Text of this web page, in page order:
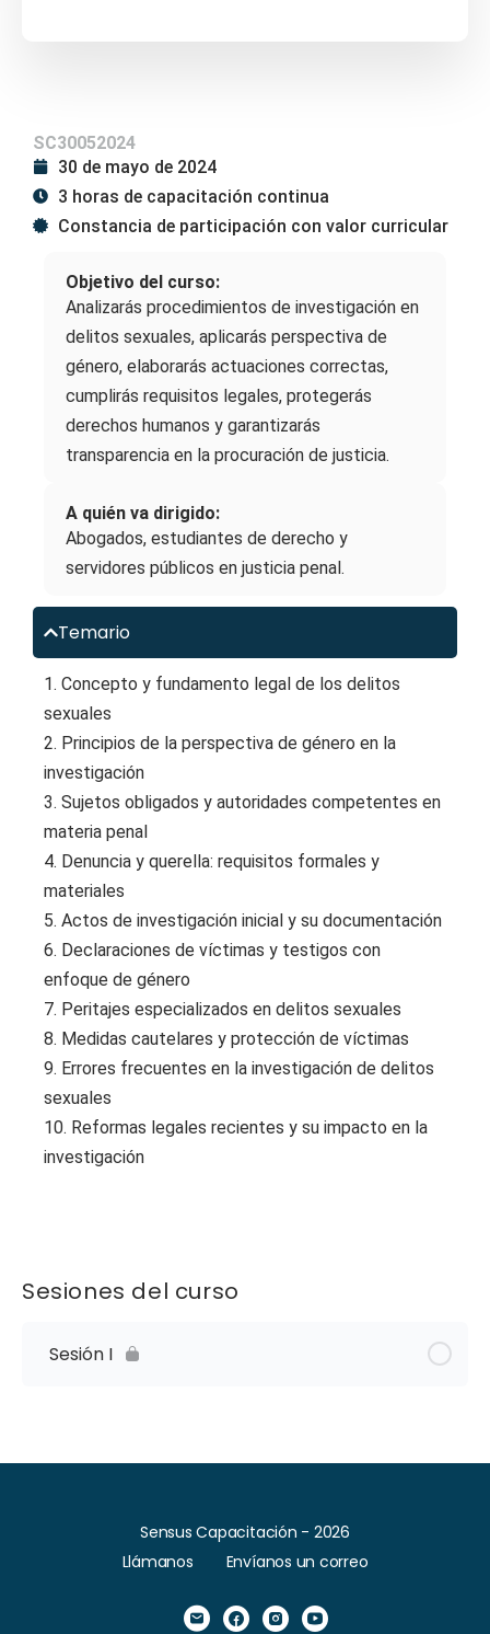
SC30052024
30 de mayo de 2024
3 horas de capacitación continua
Constancia de participación con valor curricular
Objetivo del curso:
Analizarás procedimientos de investigación en
delitos sexuales, aplicarás perspectiva de
género, elaborarás actuaciones correctas,
cumplirás requisitos legales, protegerás
derechos humanos y garantizarás
transparencia en la procuración de justicia.
A quién va dirigido:
Abogados, estudiantes de derecho y
servidores públicos en justicia penal.
Temario
1. Concepto y fundamento legal de los delitos
sexuales
2. Principios de la perspectiva de género en la
investigación
3. Sujetos obligados y autoridades competentes en
materia penal
4. Denuncia y querella: requisitos formales y
materiales
5. Actos de investigación inicial y su documentación
6. Declaraciones de víctimas y testigos con
enfoque de género
7. Peritajes especializados en delitos sexuales
8. Medidas cautelares y protección de víctimas
9. Errores frecuentes en la investigación de delitos
sexuales
10. Reformas legales recientes y su impacto en la
investigación
Sesiones del curso
Sesión I
Sensus Capacitación - 2026
Llámanos
Envíanos un correo